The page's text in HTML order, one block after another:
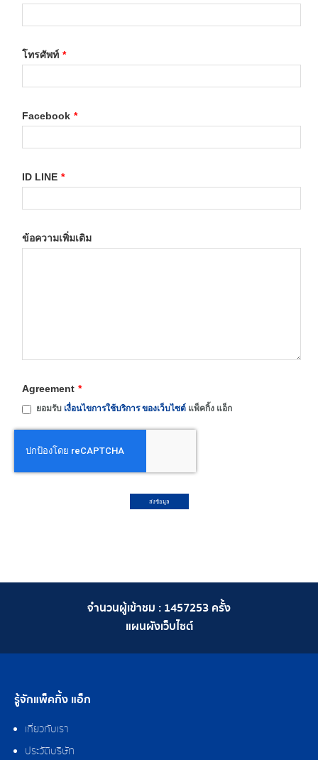
โทรศัพท์ *
Facebook *
ID LINE *
ข้อความเพิ่มเติม
Agreement *
ยอมรับ เงื่อนไขการใช้บริการ ของเว็บไซต์ แพ็คกิ้ง แอ็ก
ส่งข้อมูล
จำนวนผู้เข้าชม : 1457253 ครั้ง
แผนผังเว็บไซต์
รู้จักแพ็คกิ้ง แอ็ก
เกี่ยวกับเรา
ประวัติบริษัท